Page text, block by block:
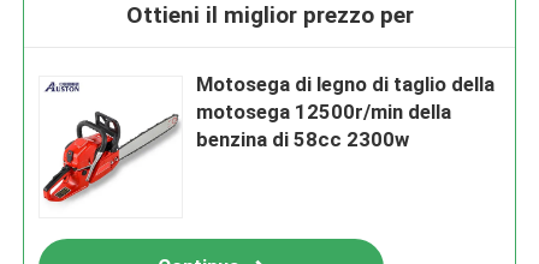
Ottieni il miglior prezzo per
Motosega di legno di taglio della
motosega 12500r/min della
benzina di 58cc 2300w